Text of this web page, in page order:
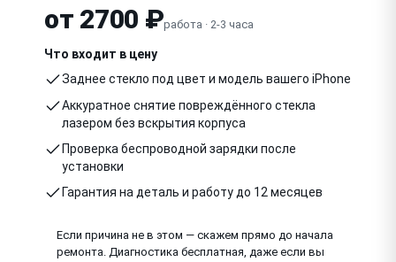
от 2700 ₽работа · 2-3 часа
Что входит в цену
Заднее стекло под цвет и модель вашего iPhone
Аккуратное снятие повреждённого стекла
лазером без вскрытия корпуса
Проверка беспроводной зарядки после
установки
Гарантия на деталь и работу до 12 месяцев
Если причина не в этом — скажем прямо до начала
ремонта. Диагностика бесплатная, даже если вы